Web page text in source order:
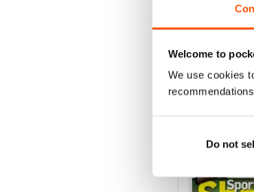
Welcome to
We use cookies
Do not
Vista |Al